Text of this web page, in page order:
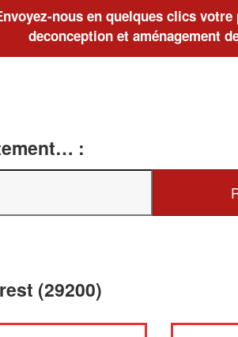
nous en quelques clics
deconception et aménagement
:
(29200)